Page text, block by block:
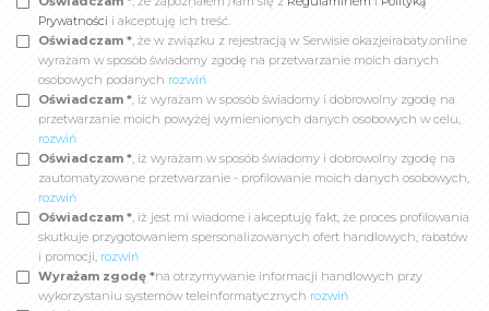
Prywatności i akceptuję ich treść.
Oświadczam *, że w związku z rejestracją w Serwisie okazjeirabaty.online
wyrażam w sposób świadomy zgodę na przetwarzanie moich danych
osobowych podanych rozwiń
Oświadczam *, iż wyrażam w sposób świadomy i dobrowolny zgodę na
przetwarzanie moich powyżej wymienionych danych osobowych w celu,
rozwiń
Oświadczam *, iż wyrażam w sposób świadomy i dobrowolny zgodę na
zautomatyzowane przetwarzanie - profilowanie moich danych osobowych,
rozwiń
Oświadczam *, iż jest mi wiadome i akceptuję fakt, że proces profilowania
skutkuje przygotowaniem spersonalizowanych ofert handlowych, rabatów
i promocji, rozwiń
Wyrażam zgodę *na otrzymywanie informacji handlowych przy
wykorzystaniu systemów teleinformatycznych rozwiń